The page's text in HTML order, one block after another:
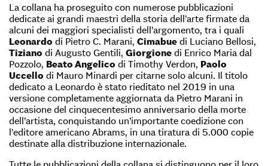
La collana ha proseguito con numerose pubblicazioni
dedicate ai grandi maestri della storia dell’arte firmate da
alcuni dei maggiori specialisti dell’argomento, tra i quali
Leonardo di Pietro C. Marani, Cimabue di Luciano Bellosi,
Tiziano di Augusto Gentili, Giorgione di Enrico Maria dal
Pozzolo, Beato Angelico di Timothy Verdon, Paolo
Uccello di Mauro Minardi per citarne solo alcuni. Il titolo
dedicato a Leonardo è stato rieditato nel 2019 in una
versione completamente aggiornata da Pietro Marani in
occasione del cinquecentesimo anniversario della morte
dell’artista, conquistando un’importante coedizione con
l’editore americano Abrams, in una tiratura di 5.000 copie
destinate alla distribuzione internazionale.